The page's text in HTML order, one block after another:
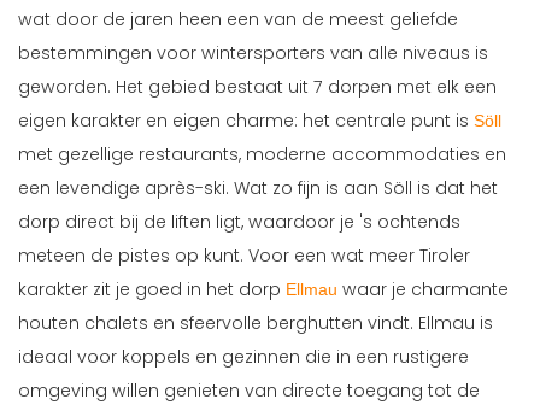
wat door de jaren heen een van de meest geliefde
bestemmingen voor wintersporters van alle niveaus is
geworden. Het gebied bestaat uit 7 dorpen met elk een
eigen karakter en eigen charme: het centrale punt is Söll
met gezellige restaurants, moderne accommodaties en
een levendige après-ski. Wat zo fijn is aan Söll is dat het
dorp direct bij de liften ligt, waardoor je 's ochtends
meteen de pistes op kunt. Voor een wat meer Tiroler
karakter zit je goed in het dorp Ellmau waar je charmante
houten chalets en sfeervolle berghutten vindt. Ellmau is
ideaal voor koppels en gezinnen die in een rustigere
omgeving willen genieten van directe toegang tot de